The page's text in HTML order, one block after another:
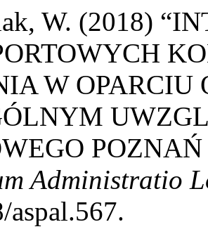
W. (2018)
W OPARCIU
Administratio
aspal.567.